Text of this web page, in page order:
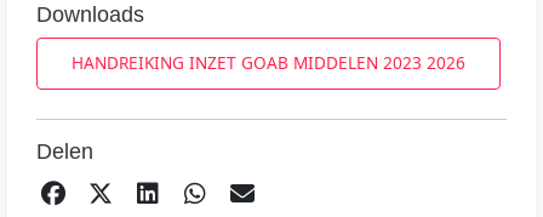
Downloads
HANDREIKING INZET GOAB MIDDELEN 2023 2026
Delen
DELEN OP FACEBOOK
TWEETDELEN OP LINKEDIN
DELEN OP WHATSAPP